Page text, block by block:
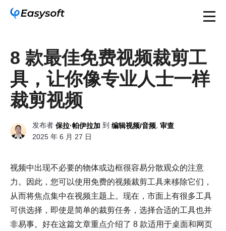
8 款最佳免费视频裁剪工
具，让你像专业人士一样
裁剪视频
发布者 保拉·帕伊拉加 到 编辑视频/音频 审查
2025 年 6 月 27 日
视频中出现不必要的物体或边框很容易分散观众的注意
力。因此，您可以使用免费的视频裁剪工具来移除它们，
从而将焦点集中在视频主题上。现在，市面上有很多工具
可供选择，即使是简单的裁剪任务，选择合适的工具也并
非易事。好在这篇文章重点介绍了 8 款适用于桌面和网页